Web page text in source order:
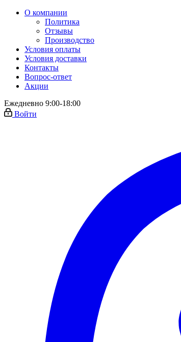
О компании
Политика
Отзывы
Производство
Условия оплаты
Условия доставки
Контакты
Вопрос-ответ
Акции
Ежедневно 9:00-18:00
Войти